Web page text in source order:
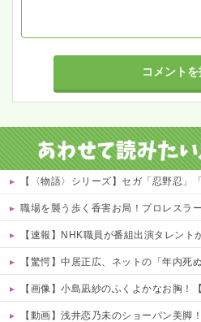
【〈物語〉シリーズ】セガ「忍野忍」「斧乃木
職場を襲う歩く香害お局！プロレスラー風の見た目で自分を「〇〇ちゃん
【速報】NHK職員が番組出演タレントから性
【驚愕】中居正広、ネットの「年内死
【画像】小島凪紗のふくよかなお胸！
【動画】浅井恋乃未のショーパン美脚